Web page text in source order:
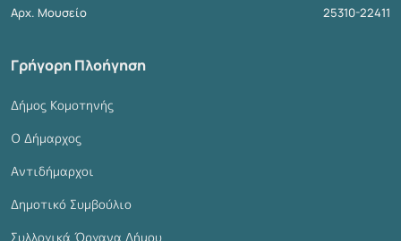
Αρχ. Μουσείο
25310-22411
Γρήγορη Πλοήγηση
Δήμος Κομοτηνής
Ο Δήμαρχος
Αντιδήμαρχοι
Δημοτικό Συμβούλιο
Συλλογικά Όργανα Δήμου